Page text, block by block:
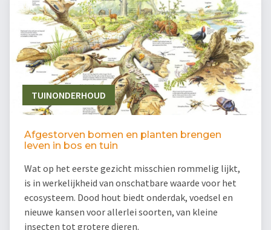
TUINONDERHOUD
Afgestorven bomen en planten brengen
leven in bos en tuin
Wat op het eerste gezicht misschien rommelig lijkt,
is in werkelijkheid van onschatbare waarde voor het
ecosysteem. Dood hout biedt onderdak, voedsel en
nieuwe kansen voor allerlei soorten, van kleine
insecten tot grotere dieren.